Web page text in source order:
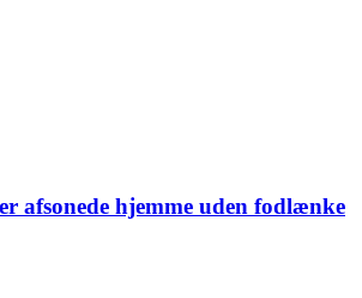
afsonede hjemme uden fodlænke